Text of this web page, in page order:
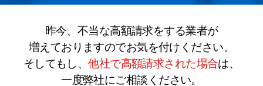
昨今、不当な高額請求をする業者が
増えておりますのでお気を付けください。
そしてもし、他社で高額請求された場合は、
一度弊社にご相談ください。